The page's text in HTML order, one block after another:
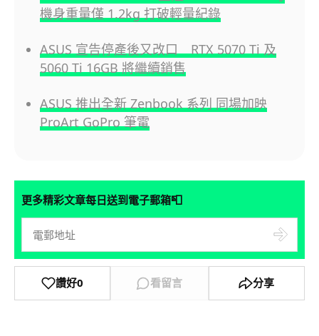
機身重量僅 1.2kg 打破輕量紀錄
ASUS 宣告停產後又改口 RTX 5070 Ti 及
5060 Ti 16GB 將繼續銷售
ASUS 推出全新 Zenbook 系列 同場加映
ProArt GoPro 筆電
更多精彩文章每日送到電子郵箱📮
讚好0 看留言 分享